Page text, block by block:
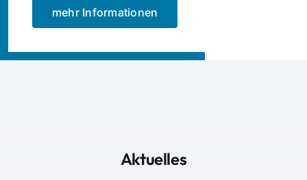
mehr Informationen
Aktuelles